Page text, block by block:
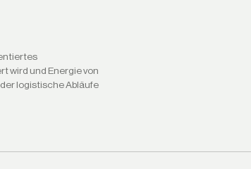
wird und Energie von
logistische Abläufe